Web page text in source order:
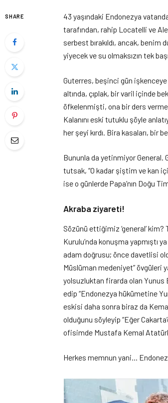
SHARE
43 yaşındaki Endonezya
tarafından, rahip Locatelli ve
serbest bırakıldı, ancak, benim
yiyecek ve su olmaksızın tek
Guterres, beşinci gün
altında, çıplak, bir varil içinde
öfkelenmişti, ona bir ders
Kalanını eski tutuklu şöyle
her şeyi kırdı. Bira kasaları, bir
Bununla da yetinmiyor General.
tutsak, “O kadar şiştim ve kan
ise o günlerde Papa’nın Doğu
Akraba ziyareti!
Sözünü ettiğimiz ‘general’ kim?
Kurulu’nda konuşma yapmıştı
adam doğrusu; önce davetlisi
Müslüman medeniyet” övgüleri
yolsuzluktan firarda olan Yunus
edip “Endonezya hükümetine
eskisi daha sonra biraz da
olduğunu söyleyip “Eğer
ofisimde Mustafa Kemal
Herkes memnun yani…